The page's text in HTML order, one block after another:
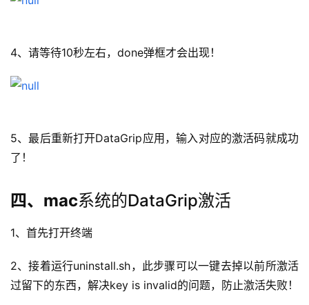
4、请等待10秒左右，done弹框才会出现！
5、最后重新打开DataGrip应用，输入对应的激活码就成功
了！
四、mac系统的DataGrip激活
1、首先打开终端
2、接着运行uninstall.sh，此步骤可以一键去掉以前所激活
过留下的东西，解决key is invalid的问题，防止激活失败！